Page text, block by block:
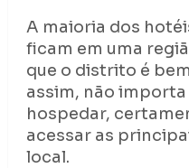
A maioria dos
ficam em uma
que o distrito é
assim, não importa
hospedar,
acessar as
local.